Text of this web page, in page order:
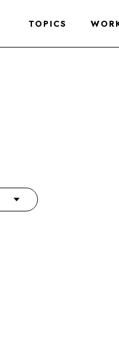
TOPICS